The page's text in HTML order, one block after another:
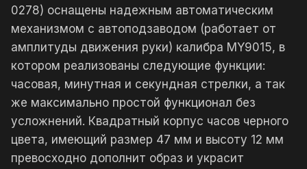
0278) оснащены надежным автоматическим
механизмом с автоподзаводом (работает от
амплитуды движения руки) калибра MY9015, в
котором реализованы следующие функции:
часовая, минутная и секундная стрелки, а так
же максимально простой функционал без
усложнений. Квадратный корпус часов черного
цвета, имеющий размер 47 мм и высоту 12 мм
превосходно дополнит образ и украсит